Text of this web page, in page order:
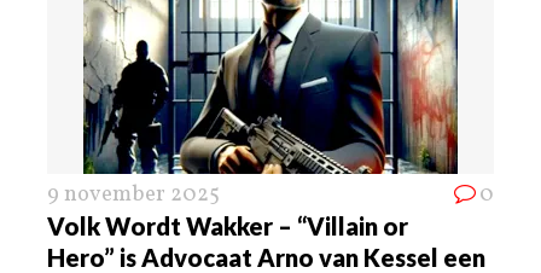
9 november 2025 0
Volk Wordt Wakker – “Villain or
Hero” is Advocaat Arno van Kessel een